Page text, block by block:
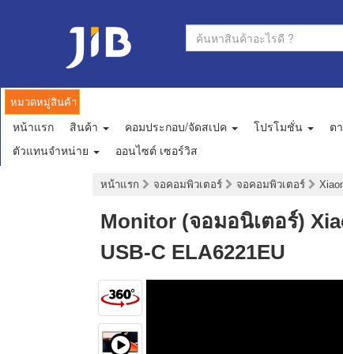
หมวดหมู่สินค้า
หน้าแรก สินค้า คอมประกอบ/จัดสเปค โปรโมชั่น ต
ตัวแทนจำหน่าย
ออนไซต์ เซอร์วิส
หน้าแรก จอคอมพิวเตอร์ จอคอมพิวเตอร์
Monitor (จอมอนิเตอร์)
USB-C ELA6221EU